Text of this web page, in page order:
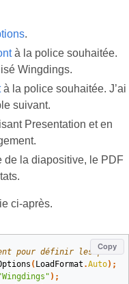
.
à la police souhaitée.
Wingdings.
à la police souhaitée. J’ai
suivant.
Presentation et en
de la diapositive, le PDF
ci‑après.
Copy
pour définir les
( LoadFormat .Auto);
);